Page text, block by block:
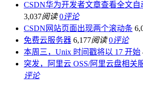
CSDN华为开发者文章查看全文
3,037阅读 0评论
CSDN网站页面出现两个滚动条
免费云服务器 6,177阅读 0评论
本周三，Unix 时间戳将以 17 开始
突发，阿里云 OSS/阿里云盘相关
评论